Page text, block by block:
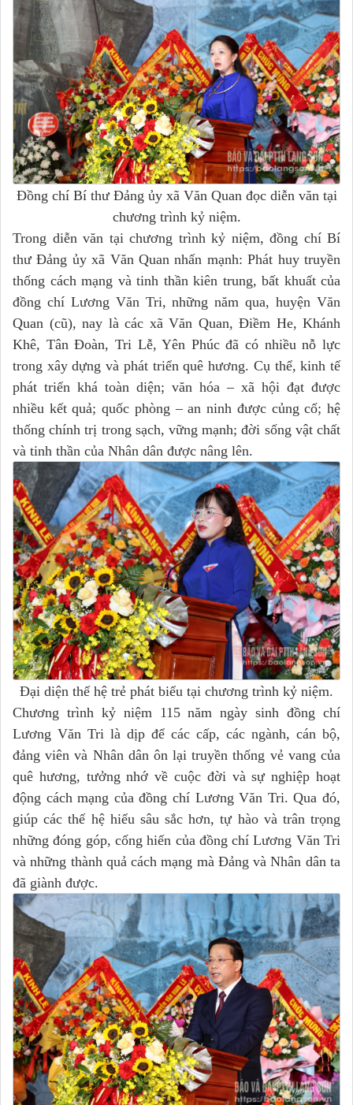
Đồng chí Bí thư Đảng ủy xã Văn Quan đọc diễn văn tại
chương trình kỷ niệm.
Trong diễn văn tại chương trình kỷ niệm, đồng chí Bí
thư Đảng ủy xã Văn Quan nhấn mạnh: Phát huy truyền
thống cách mạng và tinh thần kiên trung, bất khuất của
đồng chí Lương Văn Tri, những năm qua, huyện Văn
Quan (cũ), nay là các xã Văn Quan, Điềm He, Khánh
Khê, Tân Đoàn, Tri Lễ, Yên Phúc đã có nhiều nỗ lực
trong xây dựng và phát triển quê hương. Cụ thể, kinh tế
phát triển khá toàn diện; văn hóa – xã hội đạt được
nhiều kết quả; quốc phòng – an ninh được củng cố; hệ
thống chính trị trong sạch, vững mạnh; đời sống vật chất
và tinh thần của Nhân dân được nâng lên.
Đại diện thế hệ trẻ phát biểu tại chương trình kỷ niệm.
Chương trình kỷ niệm 115 năm ngày sinh đồng chí
Lương Văn Tri là dịp để các cấp, các ngành, cán bộ,
đảng viên và Nhân dân ôn lại truyền thống vẻ vang của
quê hương, tưởng nhớ về cuộc đời và sự nghiệp hoạt
động cách mạng của đồng chí Lương Văn Tri. Qua đó,
giúp các thế hệ hiểu sâu sắc hơn, tự hào và trân trọng
những đóng góp, cống hiến của đồng chí Lương Văn Tri
và những thành quả cách mạng mà Đảng và Nhân dân ta
đã giành được.